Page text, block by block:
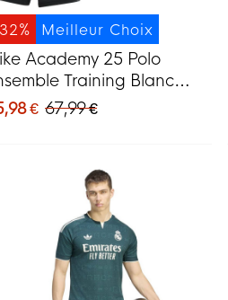
Meilleur Choix
Academy 25 Polo
Training Blanc
Gris
€ 67,99 €